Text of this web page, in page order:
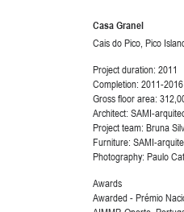
Casa Granel
Cais do Pico, Pico
Project duration: 2011
Completion: 2011-2016
Gross floor area:
Architect: SAMI-
Project team: Bruna
Furniture: SAMI-
Photography: Paulo
Awards
Awarded - Prémio